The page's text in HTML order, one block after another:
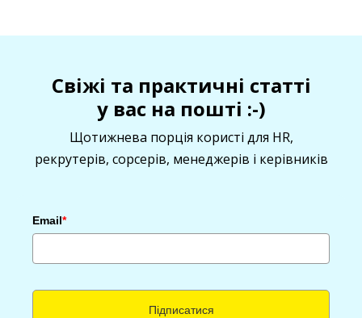
Свіжі та практичні статті
у вас на пошті :-)
Щотижнева порція користі для HR,
рекрутерів, сорсерів, менеджерів і керівників
Email*
Підписатися